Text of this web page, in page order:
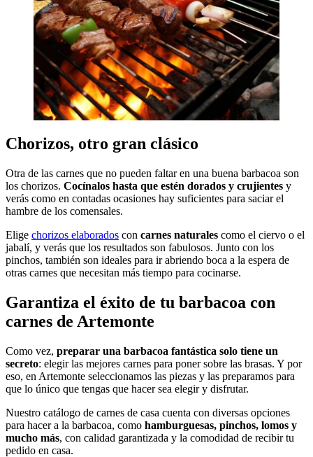
Chorizos, otro gran clásico
Otra de las carnes que no pueden faltar en una buena barbacoa son
los chorizos. Cocínalos hasta que estén dorados y crujientes y
verás como en contadas ocasiones hay suficientes para saciar el
hambre de los comensales.
Elige chorizos elaborados con carnes naturales como el ciervo o el
jabalí, y verás que los resultados son fabulosos. Junto con los
pinchos, también son ideales para ir abriendo boca a la espera de
otras carnes que necesitan más tiempo para cocinarse.
Garantiza el éxito de tu barbacoa con
carnes de Artemonte
Como vez, preparar una barbacoa fantástica solo tiene un
secreto: elegir las mejores carnes para poner sobre las brasas. Y por
eso, en Artemonte seleccionamos las piezas y las preparamos para
que lo único que tengas que hacer sea elegir y disfrutar.
Nuestro catálogo de carnes de casa cuenta con diversas opciones
para hacer a la barbacoa, como hamburguesas, pinchos, lomos y
mucho más, con calidad garantizada y la comodidad de recibir tu
pedido en casa.